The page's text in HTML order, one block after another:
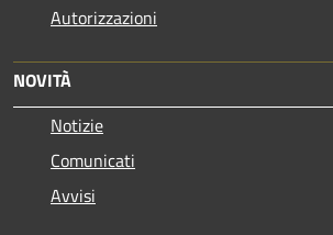
Autorizzazioni
NOVITÀ
Notizie
Comunicati
Avvisi